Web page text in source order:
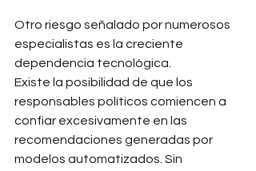
Otro riesgo señalado por numerosos
especialistas es la creciente
dependencia tecnológica.
Existe la posibilidad de que los
responsables políticos comiencen a
confiar excesivamente en las
recomendaciones generadas por
modelos automatizados. Sin